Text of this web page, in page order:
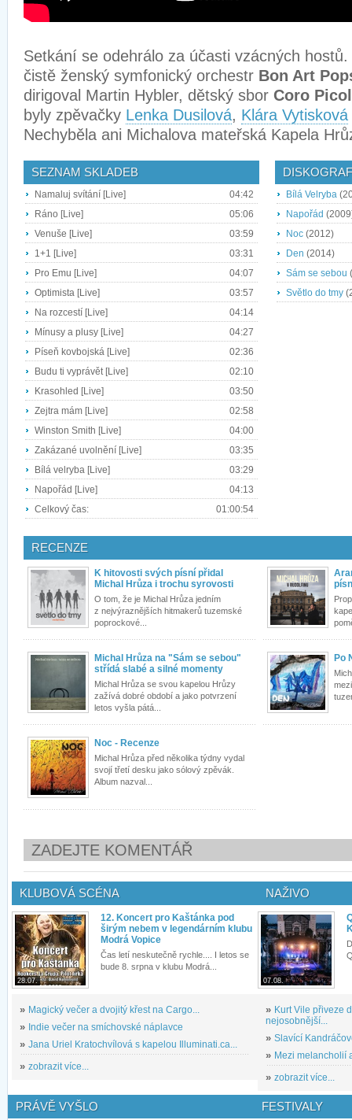
Setkání se odehrálo za účasti vzácných
čistě ženský symfonický orchestr Bon Art
dirigoval Martin Hybler, dětský sbor Coro
byly zpěvačky Lenka Dusilová, Klára Vytisková
Nechyběla ani Michalova mateřská Kapela
SEZNAM SKLADEB
Namaluj svítání [Live]
04:42
Ráno [Live]
05:06
Venuše [Live]
03:59
1+1 [Live]
03:31
Pro Emu [Live]
04:07
Optimista [Live]
03:57
Na rozcestí [Live]
04:14
Mínusy a plusy [Live]
04:27
Píseň kovbojská [Live]
02:36
Budu ti vyprávět [Live]
02:10
Krasohled [Live]
03:50
Zejtra mám [Live]
02:58
Winston Smith [Live]
04:00
Zakázané uvolnění [Live]
03:35
Bílá velryba [Live]
03:29
Napořád [Live]
04:13
Celkový čas:
01:00:54
Bílá Velryba
Napořád
Noc (2012)
Den (2014)
Sám se sebou
Světlo do tmy
RECENZE
K hitovosti svých písní přidal
Michal Hrůza i trochu syrovosti
O tom, že je Michal Hrůza jedním
z nejvýraznějších hitmakerů tuzemské
poprockové...
Michal Hrůza na "Sám se sebou"
střídá slabé a silné momenty
Michal Hrůza se svou kapelou Hrůzy
zažívá dobré období a jako potvrzení
letos vyšla pátá...
Po
Noc - Recenze
Michal Hrůza před několika týdny vydal
svojí třetí desku jako sólový zpěvák.
Album nazval...
ZADEJTE KOMENTÁŘ
KLUBOVÁ SCÉNA
28.07.
12. Koncert pro Kaštánka pod
širým nebem v legendárním klubu
Modrá Vopice
Čas letí neskutečně rychle.... I letos se
bude 8. srpna v klubu Modrá...
» Magický večer a dvojitý křest na Cargo...
» Indie večer na smíchovské náplavce
» Jana Uriel Kratochvílová s kapelou Illuminati.ca...
» zobrazit více...
NAŽIVO
07.08.
» Kurt Vile přiveze
nejosobnější...
» Slavící
» Mezi melancholií
» zobrazit více...
PRÁVĚ VYŠLO FESTIVALY